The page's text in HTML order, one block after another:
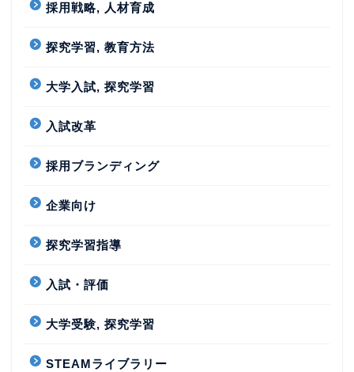
採用戦略, 人材育成
探究学習, 教育方法
大学入試, 探究学習
入試改革
採用ブランディング
企業向け
探究学習指導
入試・評価
大学受験, 探究学習
STEAMライブラリー